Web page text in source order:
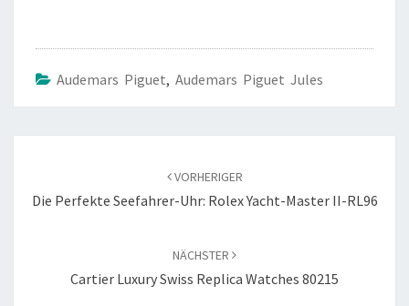
Audemars Piguet, Audemars Piguet Jules
VORHERIGER
Die Perfekte Seefahrer-Uhr: Rolex Yacht-Master II-RL96
NÄCHSTER
Cartier Luxury Swiss Replica Watches 80215